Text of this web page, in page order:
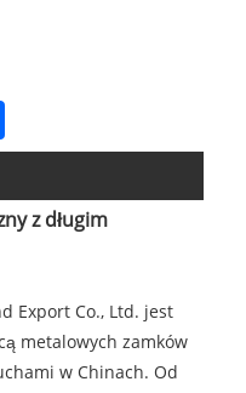
z długim
Export Co., Ltd. jest
metalowych zamków
w Chinach. Od